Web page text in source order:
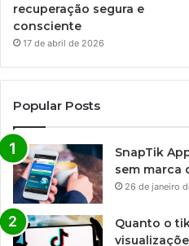
recuperação segura e
consciente
17 de abril de 2026
Popular Posts
SnapTik
sem marca
26 de janeiro
Quanto o